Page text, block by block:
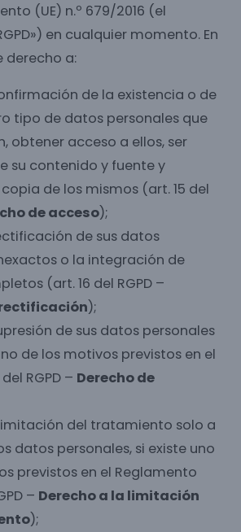
(UE) n.º 679/2016 (el
en cualquier momento. En
derecho a:
de la existencia o de
tipo de datos personales que
obtener acceso a ellos, ser
su contenido y fuente y
de los mismos (art. 15 del
de acceso);
de sus datos
o la integración de
(art. 16 del RGPD –
);
de sus datos personales
de los motivos previstos en el
RGPD – Derecho de
del tratamiento solo a
datos personales, si existe uno
previstos en el Reglamento
– Derecho a la limitación
);